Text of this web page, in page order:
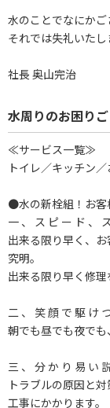
水のことでなにかご
それでは失礼いたし
社長 奥山完治
水周りのお困り
≪サービス一覧≫
トイレ／キッチン
●水の新栓組！お客
一 、 ス ピ ー ド 、
出来る限り早く、
究明。
出来る限り早く修理
二 、 笑 顔 で 駆 け
朝でも昼でも夜でも
三 、 分 か り 易 い
トラブルの原因と
工事にかかります。